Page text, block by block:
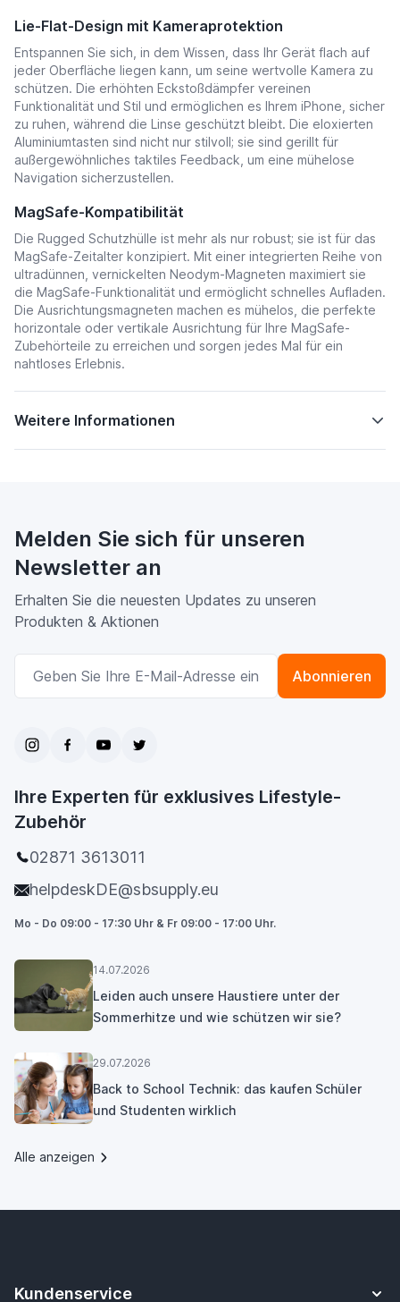
Lie-Flat-Design mit Kameraprotektion
Entspannen Sie sich, in dem Wissen, dass Ihr Gerät flach auf
jeder Oberfläche liegen kann, um seine wertvolle Kamera zu
schützen. Die erhöhten Eckstoßdämpfer vereinen
Funktionalität und Stil und ermöglichen es Ihrem iPhone, sicher
zu ruhen, während die Linse geschützt bleibt. Die eloxierten
Aluminiumtasten sind nicht nur stilvoll; sie sind gerillt für
außergewöhnliches taktiles Feedback, um eine mühelose
Navigation sicherzustellen.
MagSafe-Kompatibilität
Die Rugged Schutzhülle ist mehr als nur robust; sie ist für das
MagSafe-Zeitalter konzipiert. Mit einer integrierten Reihe von
ultradünnen, vernickelten Neodym-Magneten maximiert sie
die MagSafe-Funktionalität und ermöglicht schnelles Aufladen.
Die Ausrichtungsmagneten machen es mühelos, die perfekte
horizontale oder vertikale Ausrichtung für Ihre MagSafe-
Zubehörteile zu erreichen und sorgen jedes Mal für ein
nahtloses Erlebnis.
Weitere Informationen
Melden Sie sich für unseren
Newsletter an
Erhalten Sie die neuesten Updates zu unseren
Produkten & Aktionen
E-Mailadresse
Abonnieren
Ihre Experten für exklusives Lifestyle-
Zubehör
02871 3613011
helpdeskDE@sbsupply.eu
Mo - Do 09:00 - 17:30 Uhr & Fr 09:00 - 17:00 Uhr.
14.07.2026
Leiden auch unsere Haustiere unter der
Sommerhitze und wie schützen wir sie?
29.07.2026
Back to School Technik: das kaufen Schüler
und Studenten wirklich
Alle anzeigen
Kundenservice